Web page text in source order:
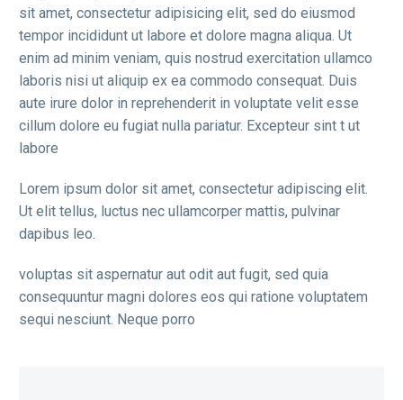
Lorem ipsum dolor sit amet, consectetur adipiscing elit.
Ut elit tellus, luctus nec ullamcorper mattis, pulvinar
dapibus leo.
voluptas sit aspernatur aut odit aut fugit, sed quia
consequuntur magni dolores eos qui ratione voluptatem
sequi nesciunt. Neque porro
sit amet, consectetur adipisicing elit, sed do eiusmod
tempor incididunt ut labore et dolore magna aliqua. Ut
enim ad minim veniam, quis nostrud exercitation ullamco
laboris nisi ut aliquip ex ea commodo consequat. Duis
aute irure dolor in reprehenderit in voluptate velit esse
cillum dolore eu fugiat nulla pariatur. Excepteur sint t ut
labore